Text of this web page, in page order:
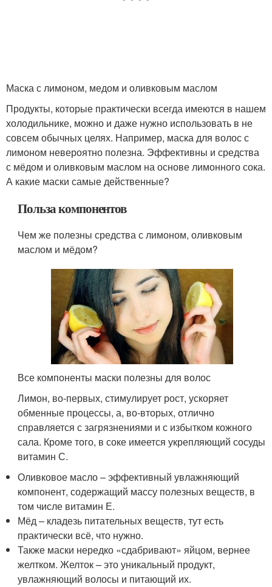
Маска с лимоном, медом и оливковым маслом
Продукты, которые практически всегда имеются в нашем
холодильнике, можно и даже нужно использовать в не
совсем обычных целях. Например, маска для волос с
лимоном невероятно полезна. Эффективны и средства
с мёдом и оливковым маслом на основе лимонного сока.
А какие маски самые действенные?
Польза компонентов
Чем же полезны средства с лимоном, оливковым
маслом и мёдом?
Все компоненты маски полезны для волос
Лимон, во-первых, стимулирует рост, ускоряет
обменные процессы, а, во-вторых, отлично
справляется с загрязнениями и с избытком кожного
сала. Кроме того, в соке имеется укрепляющий сосуды
витамин С.
Оливковое масло – эффективный увлажняющий
компонент, содержащий массу полезных веществ, в
том числе витамин Е.
Мёд – кладезь питательных веществ, тут есть
практически всё, что нужно.
Также маски нередко «сдабривают» яйцом, вернее
желтком. Желток – это уникальный продукт,
увлажняющий волосы и питающий их.